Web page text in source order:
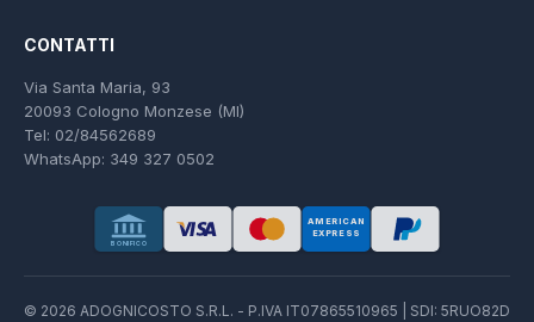
CONTATTI
Via Santa Maria, 93
20093 Cologno Monzese (MI)
Tel: 02/84562689
WhatsApp: 349 327 0502
BONIFICO
AMERICAN
EXPRESS
© 2026 ADOGNICOSTO S.R.L. - P.IVA IT07865510965 | SDI: 5RUO82D